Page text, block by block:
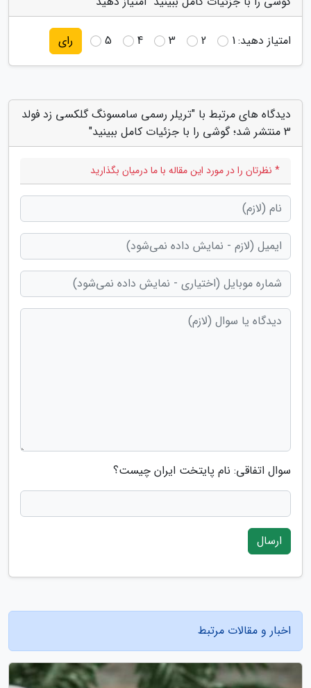
امتیاز دهید:1
2
3
4
5 رای
دیدگاه های مرتبط با "تریلر رسمی سامسونگ گلکسی زد فولد
3 منتشر شد؛ گوشی را با جزئیات کامل ببینید"
* نظرتان را در مورد این مقاله با ما درمیان بگذارید
سوال اتفاقی: نام پایتخت ایران چیست؟
ارسال
اخبار و مقالات مرتبط